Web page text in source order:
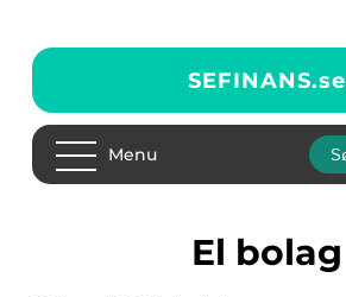
SEFINANS.se
Menu
el bolag